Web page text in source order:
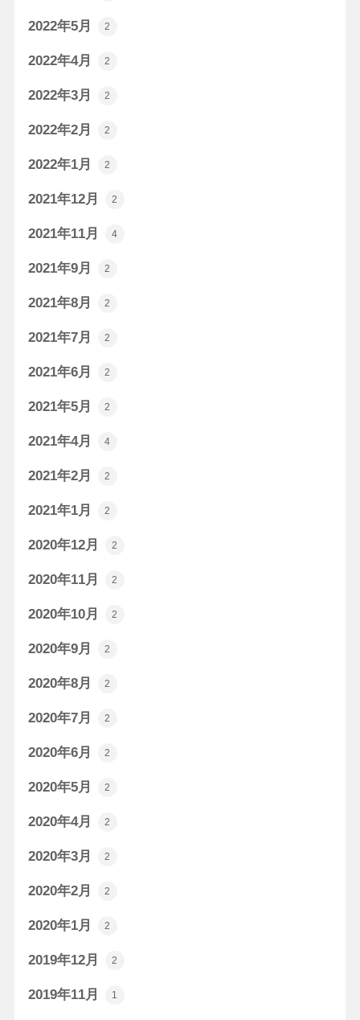
2022年5月 2
2022年4月 2
2022年3月 2
2022年2月 2
2022年1月 2
2021年12月 2
2021年11月 4
2021年9月 2
2021年8月 2
2021年7月 2
2021年6月 2
2021年5月 2
2021年4月 4
2021年2月 2
2021年1月 2
2020年12月 2
2020年11月 2
2020年10月 2
2020年9月 2
2020年8月 2
2020年7月 2
2020年6月 2
2020年5月 2
2020年4月 2
2020年3月 2
2020年2月 2
2020年1月 2
2019年12月 2
2019年11月 1